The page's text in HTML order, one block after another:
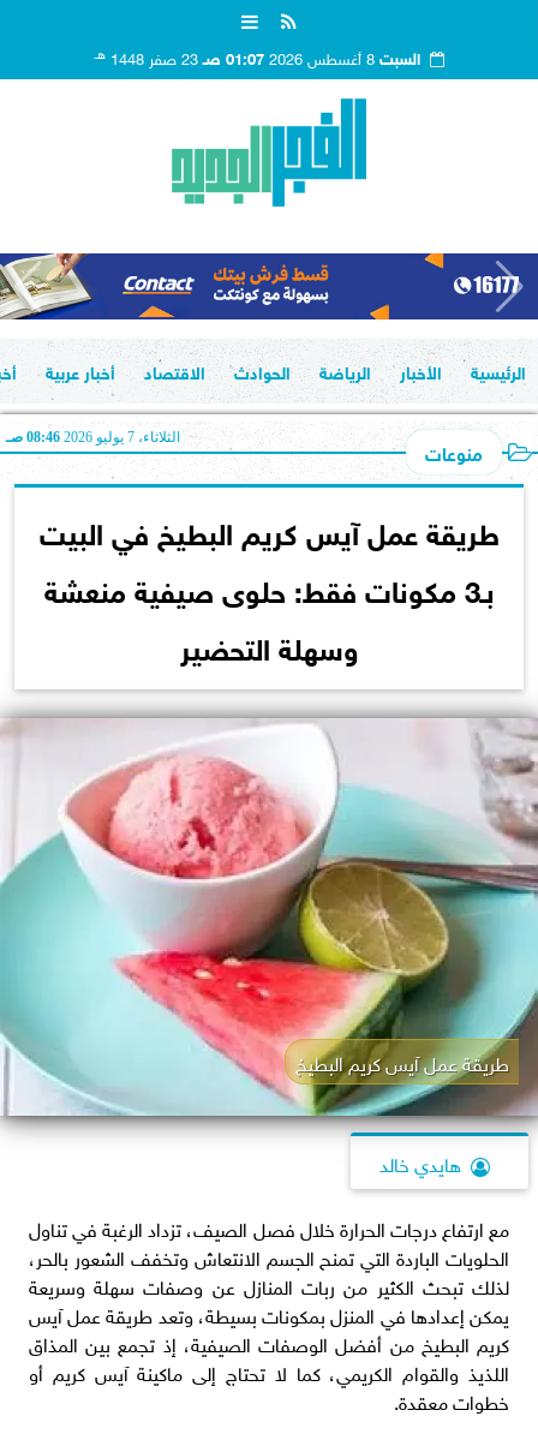
السبت8 أغسطس 2026 01:07 صـ 23 صفر 1448 هـ
الرئيسية الأخبار الرياضة الحوادث الاقتصاد أخبار عربية
منوعات الثلاثاء، 7 يوليو 2026 08:46 صـ
طريقة عمل آيس كريم البطيخ في البيت
بـ3 مكونات فقط: حلوى صيفية منعشة
وسهلة التحضير
طريقة عمل آيس كريم البطيخ
هايدي خالد
مع ارتفاع درجات الحرارة خلال فصل الصيف، تزداد الرغبة في تناول
الحلويات الباردة التي تمنح الجسم الانتعاش وتخفف الشعور بالحر،
لذلك تبحث الكثير من ربات المنازل عن وصفات سهلة وسريعة
يمكن إعدادها في المنزل بمكونات بسيطة، وتعد طريقة عمل آيس
كريم البطيخ من أفضل الوصفات الصيفية، إذ تجمع بين المذاق
اللذيذ والقوام الكريمي، كما لا تحتاج إلى ماكينة آيس كريم أو
خطوات معقدة.